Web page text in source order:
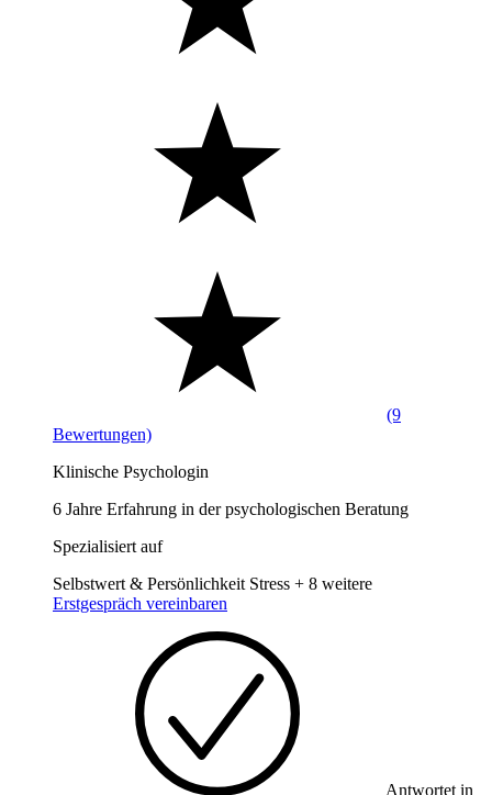
(9
Bewertungen)
Klinische Psychologin
6 Jahre Erfahrung in der psychologischen Beratung
Spezialisiert auf
Selbstwert & Persönlichkeit Stress + 8 weitere
Erstgespräch vereinbaren
Antwortet in